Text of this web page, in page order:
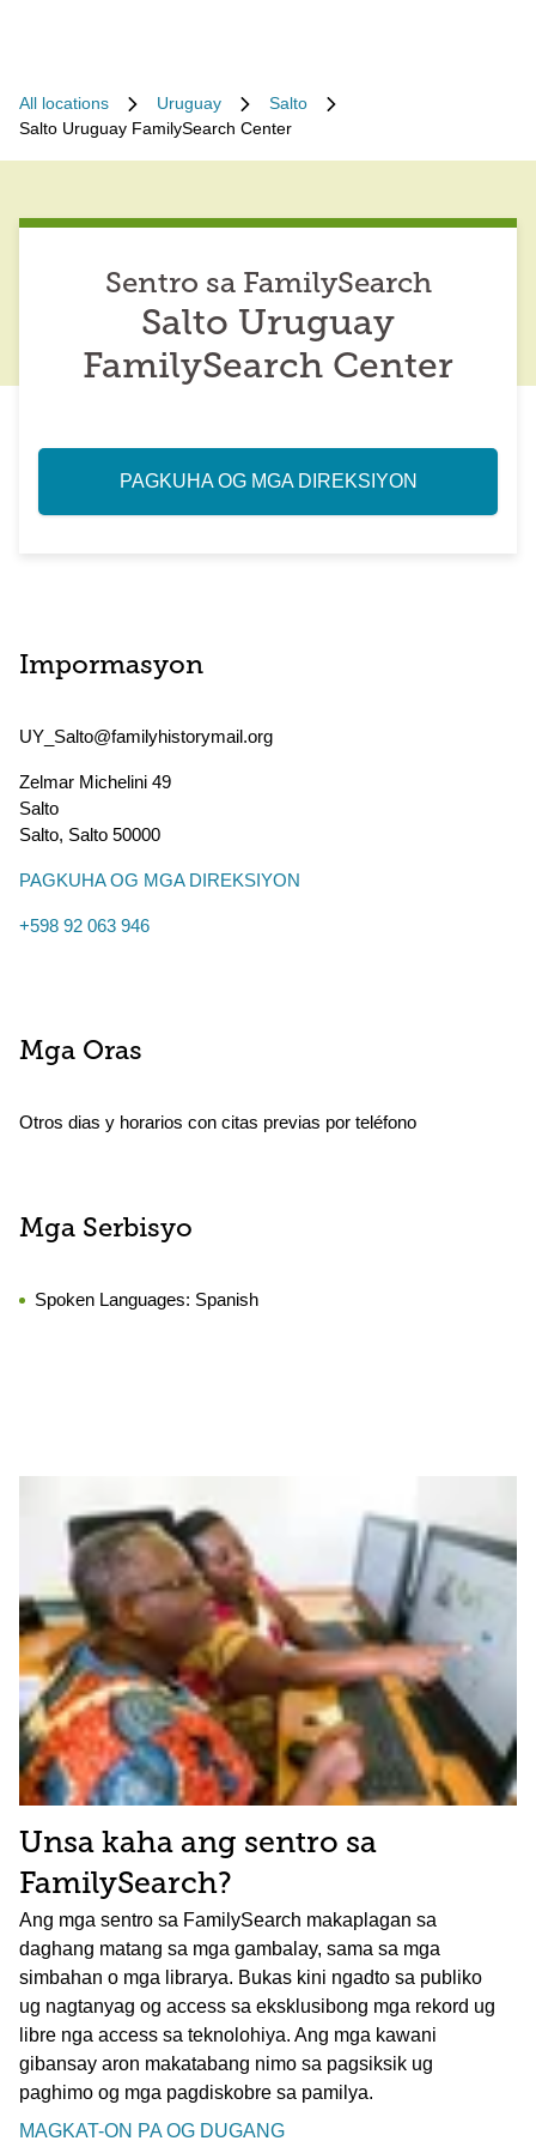
All locations Uruguay
Salto
Salto Uruguay FamilySearch Center
Sentro sa FamilySearch
Salto Uruguay
FamilySearch Center
PAGKUHA OG MGA DIREKSIYON
Impormasyon
UY_Salto@familyhistorymail.org
Zelmar Michelini 49
Salto
Salto, Salto 50000
PAGKUHA OG MGA DIREKSIYON
+598 92 063 946
Mga Oras
Otros dias y horarios con citas previas por teléfono
Mga Serbisyo
Spoken Languages: Spanish
Unsa kaha ang sentro sa
FamilySearch?
Ang mga sentro sa FamilySearch makaplagan sa
daghang matang sa mga gambalay, sama sa mga
simbahan o mga librarya. Bukas kini ngadto sa publiko
ug nagtanyag og access sa eksklusibong mga rekord ug
libre nga access sa teknolohiya. Ang mga kawani
gibansay aron makatabang nimo sa pagsiksik ug
paghimo og mga pagdiskobre sa pamilya.
MAGKAT-ON PA OG DUGANG